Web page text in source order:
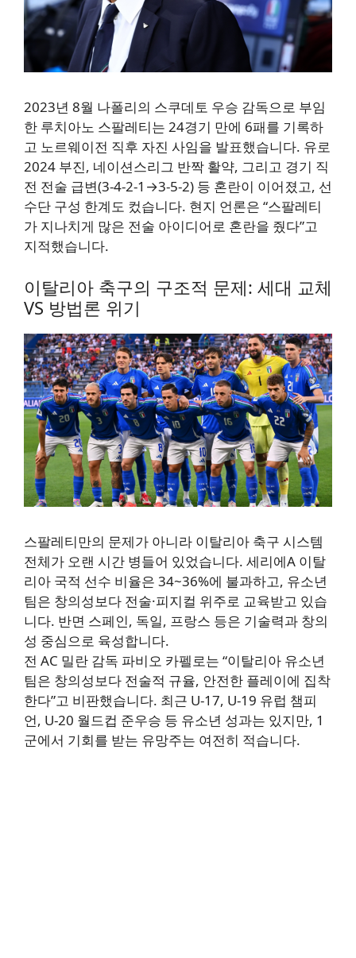
2023년 8월 나폴리의 스쿠데토 우승 감독으로 부임
한 루치아노 스팔레티는 24경기 만에 6패를 기록하
고 노르웨이전 직후 자진 사임을 발표했습니다. 유로
2024 부진, 네이션스리그 반짝 활약, 그리고 경기 직
전 전술 급변(3-4-2-1→3-5-2) 등 혼란이 이어졌고, 선
수단 구성 한계도 컸습니다. 현지 언론은 “스팔레티
가 지나치게 많은 전술 아이디어로 혼란을 줬다”고
지적했습니다.
이탈리아 축구의 구조적 문제: 세대 교체
VS 방법론 위기
스팔레티만의 문제가 아니라 이탈리아 축구 시스템
전체가 오랜 시간 병들어 있었습니다. 세리에A 이탈
리아 국적 선수 비율은 34~36%에 불과하고, 유소년
팀은 창의성보다 전술·피지컬 위주로 교육받고 있습
니다. 반면 스페인, 독일, 프랑스 등은 기술력과 창의
성 중심으로 육성합니다.
전 AC 밀란 감독 파비오 카펠로는 “이탈리아 유소년
팀은 창의성보다 전술적 규율, 안전한 플레이에 집착
한다”고 비판했습니다. 최근 U-17, U-19 유럽 챔피
언, U-20 월드컵 준우승 등 유소년 성과는 있지만, 1
군에서 기회를 받는 유망주는 여전히 적습니다.